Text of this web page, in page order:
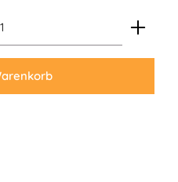
gewünschten Wert ein